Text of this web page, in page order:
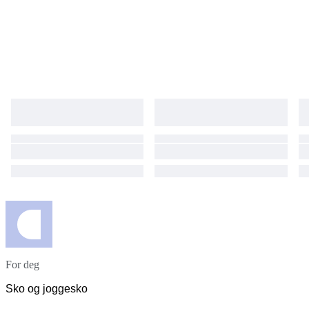
For deg
Sko og joggesko